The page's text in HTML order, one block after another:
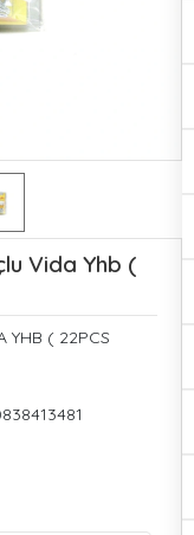
Vida Yhb (
YHB ( 22PCS